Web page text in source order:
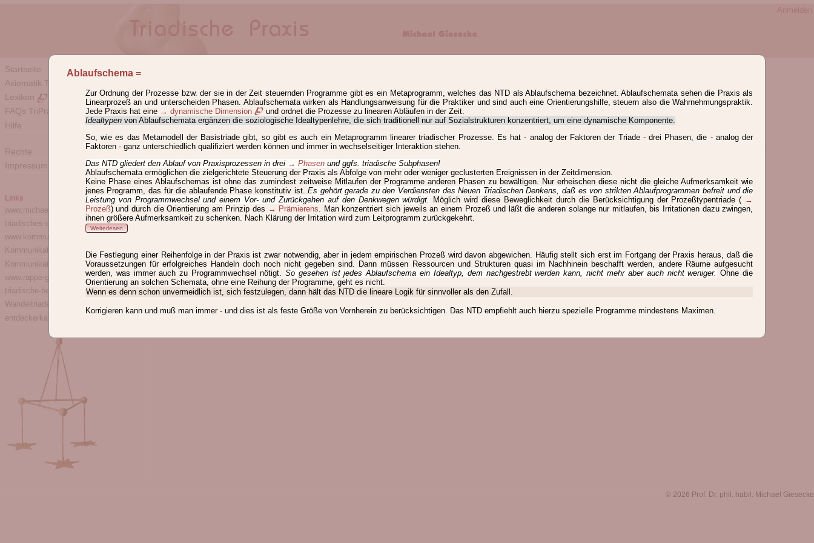
Anmelden
Startseite
Axiomatik TriPrax Übersicht
Lexikon
FAQs TriPrax
Hilfe
Rechte
Impressum
Links
www.michael-giesecke.de
triadisches-denken.de
www.kommunikative-welt.de
Kommunikationstheorie
Kommunikationsgeschichte
www.rappe-giesecke.com
triadische-beratung.de
Wandeltriade.de
entdeckerkarrieren.com
Lexikon der Begriffe des Neuen Triadischen Denkens® (NTD) und der Triadischen Praxeologie(TriPrax).
Weiterlesen
Hinweise zur Verlinkung
Alle A B C D E F G I J K L M N O Ö P
Abl
Abs Abt Ad Agg Akt And Ant Anw Arc Art Asy Auf Auß Aut
Axi
Ablaufschema
Ableitung
Ablaufschema=
Zur Ordnung der Prozesse bzw. der sie in der Zeit steuernden Programme gibt es ein Metaprogramm, welches das NTD als Ablaufschema bezeichnet. Ablaufschemata sehen die Praxis als
Linearprozeß an und unterscheiden Phasen. Ablaufschemata wirken als Handlungsanweisung für die Praktiker und sind auch eine Orientierungshilfe, steuern also die Wahrnehmungspraktik.
Jede Praxis hat eine → dynamische Dimension
und ordnet die Prozesse zu linearen Abläufen in der Zeit.
Idealtypenvon Ablaufschemata ergänzen die soziologische Idealtypenlehre, die sich traditionell nur auf Sozialstrukturen konzentriert, um eine dynamische Komponente.
So, wie es das Metamodell der Basistriade gibt, so gibt es auch ein Metaprogramm linearer triadischer Prozesse. Es hat - analog der Faktoren der Triade - drei Phasen, die - analog der
Faktoren - ganz unterschiedlich qualifiziert werden können und immer in wechselseitiger Interaktion stehen.
Das NTD gliedert den Ablauf von Praxisprozessen in drei → Phasenund ggfs. triadische Subphasen!
Ablaufschemata ermöglichen die zielgerichtete Steuerung der Praxis als Abfolge von mehr oder weniger geclusterten Ereignissen in der Zeitdimension.
Keine Phase eines Ablaufschemas ist ohne das zumindest zeitweise Mitlaufen der Programme anderen Phasen zu bewältigen. Nur erheischen diese nicht die gleiche Aufmerksamkeit wie
jenes Programm, das für die ablaufende Phase konstitutiv ist.Es gehört gerade zu den Verdiensten des Neuen Triadischen Denkens, daß es von strikten Ablaufprogrammen befreit und die
Leistung von Programmwechsel und einem Vor- und Zurückgehen auf den Denkwegen würdigt.
Möglich wird diese Beweglichkeit durch die Berücksichtigung der Prozeßtypentriade ( →
Prozeß) und durch die Orientierung am Prinzip des → Prämierens . Man konzentriert sich jeweils an einem Prozeß und läßt die anderen solange nur mitlaufen, bis Irritationen dazu zwingen,
ihnen größere Aufmerksamkeit zu schenken. Nach Klärung der Irritation wird zum Leitprogramm zurückgekehrt.
Weiterlesen
Die Festlegung einer Reihenfolge in der Praxis ist zwar notwendig, aber in jedem empirischen Prozeß wird davon abgewichen. Häufig stellt sich erst im Fortgang der Praxis heraus, daß die
Voraussetzungen für erfolgreiches Handeln doch noch nicht gegeben sind. Dann müssen Ressourcen und Strukturen quasi im Nachhinein beschafft werden, andere Räume aufgesucht
werden, was immer auch zu Programmwechsel nötigt. So gesehen ist jedes Ablaufschema ein Idealtyp, dem nachgestrebt werden kann, nicht mehr aber auch nicht weniger. Ohne die
Orientierung an solchen Schemata, ohne eine Reihung der Programme, geht es nicht.
Wenn es denn schon unvermeidlich ist, sich festzulegen, dann hält das NTD die lineare Logik für sinnvoller als den Zufall.
Korrigieren kann und muß man immer - und dies ist als feste Größe von Vornherein zu berücksichtigen. Das NTD empfiehlt auch hierzu spezielle Programme mindestens Maximen.
© 2026 Prof. Dr. phil. habil. Michael Giesecke